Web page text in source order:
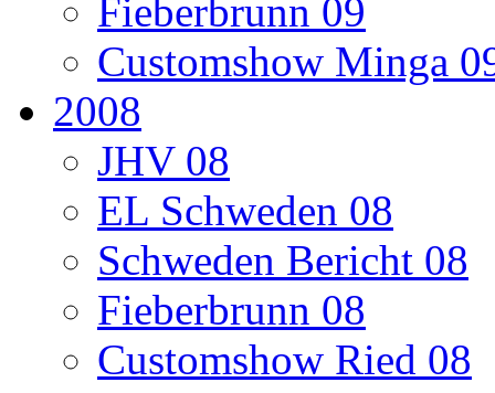
Fieberbrunn 09
Customshow Minga
2008
JHV 08
EL Schweden 08
Schweden Bericht 08
Fieberbrunn 08
Customshow Ried 08